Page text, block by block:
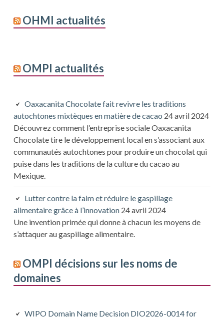
OHMI actualités
OMPI actualités
Oaxacanita Chocolate fait revivre les traditions
autochtones mixtèques en matière de cacao 24 avril 2024
Découvrez comment l’entreprise sociale Oaxacanita
Chocolate tire le développement local en s’associant aux
communautés autochtones pour produire un chocolat qui
puise dans les traditions de la culture du cacao au
Mexique.
Lutter contre la faim et réduire le gaspillage
alimentaire grâce à l’innovation 24 avril 2024
Une invention primée qui donne à chacun les moyens de
s’attaquer au gaspillage alimentaire.
OMPI décisions sur les noms de
domaines
WIPO Domain Name Decision DIO2026-0014 for